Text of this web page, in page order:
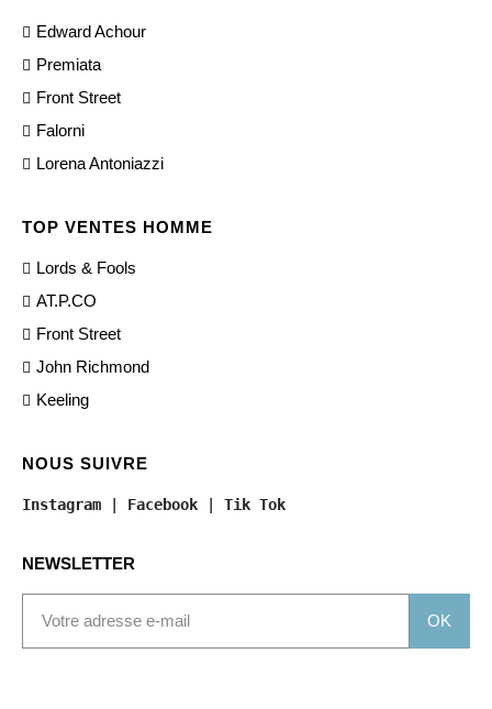
Edward Achour
Premiata
Front Street
Falorni
Lorena Antoniazzi
TOP VENTES HOMME
Lords & Fools
AT.P.CO
Front Street
John Richmond
Keeling
NOUS SUIVRE
Instagram Facebook Tik Tok
NEWSLETTER
OK